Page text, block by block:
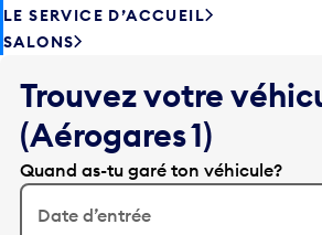
LE SERVICE D’ACCUEIL
SALONS
Trouvez votre
(Aérogares 1)
Quand as-tu garé ton véhicule?
Date d’entrée